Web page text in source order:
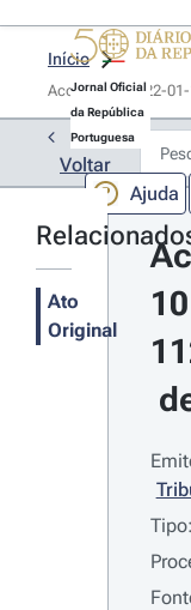
Jornal Oficial
da República
Portuguesa
Ajuda
Início
Acordão de 2022-
Voltar
Ato
Original
Tipo: